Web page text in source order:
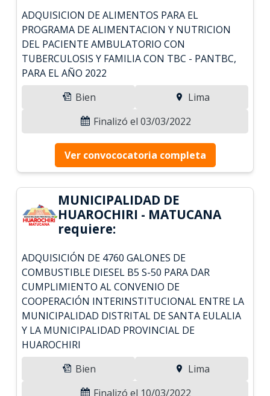
ADQUISICION DE ALIMENTOS PARA EL
PROGRAMA DE ALIMENTACION Y NUTRICION
DEL PACIENTE AMBULATORIO CON
TUBERCULOSIS Y FAMILIA CON TBC - PANTBC,
PARA EL AÑO 2022
Bien
Lima
Finalizó el 03/03/2022
Ver convococatoria completa
MUNICIPALIDAD DE
HUAROCHIRI - MATUCANA
requiere:
ADQUISICIÓN DE 4760 GALONES DE
COMBUSTIBLE DIESEL B5 S-50 PARA DAR
CUMPLIMIENTO AL CONVENIO DE
COOPERACIÓN INTERINSTITUCIONAL ENTRE LA
MUNICIPALIDAD DISTRITAL DE SANTA EULALIA
Y LA MUNICIPALIDAD PROVINCIAL DE
HUAROCHIRI
Bien
Lima
Finalizó el 10/03/2022